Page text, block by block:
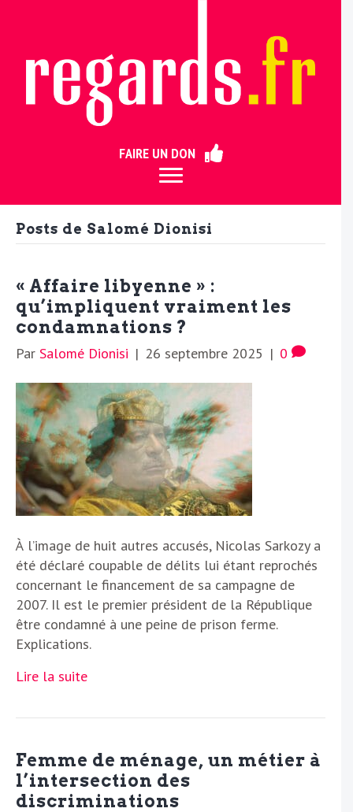
FAIRE UN DON
Posts de Salomé Dionisi
« Affaire libyenne » :
qu’impliquent vraiment les
condamnations ?
Par Salomé Dionisi | 26 septembre 2025 | 0
À l’image de huit autres accusés, Nicolas Sarkozy a
été déclaré coupable de délits lui étant reprochés
concernant le financement de sa campagne de
2007. Il est le premier président de la République
être condamné à une peine de prison ferme.
Explications.
Lire la suite
Femme de ménage, un métier à
l’intersection des
discriminations